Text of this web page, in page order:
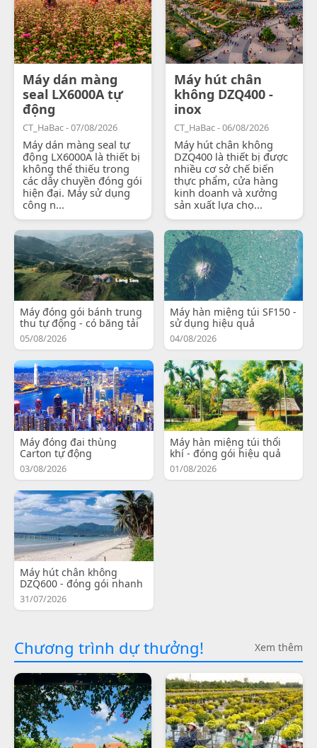
Máy dán màng
seal LX6000A tự
động
CT_HaBac - 07/08/2026
Máy dán màng seal tự
động LX6000A là thiết bị
không thể thiếu trong
các dây chuyền đóng gói
hiện đại. Máy sử dụng
công n...
Máy hút chân
không DZQ400 -
inox
CT_HaBac - 06/08/2026
Máy hút chân không
DZQ400 là thiết bị được
nhiều cơ sở chế biến
thực phẩm, cửa hàng
kinh doanh và xưởng
sản xuất lựa chọ...
Máy đóng gói bánh trung
thu tự động - có băng tải
05/08/2026
Máy hàn miệng túi SF150 -
sử dụng hiệu quả
04/08/2026
Máy đóng đai thùng
Carton tự động
03/08/2026
Máy hàn miệng túi thổi
khí - đóng gói hiệu quả
01/08/2026
Máy hút chân không
DZQ600 - đóng gói nhanh
31/07/2026
Chương trình dự thưởng! Xem thêm